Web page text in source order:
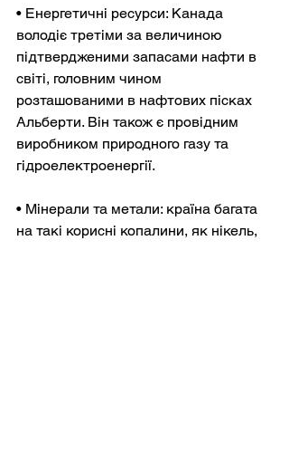
• Енергетичні ресурси: Канада
володіє третіми за величиною
підтвердженими запасами нафти в
світі, головним чином
розташованими в нафтових пісках
Альберти. Він також є провідним
виробником природного газу та
гідроелектроенергії.
• Мінерали та метали: країна багата
на такі корисні копалини, як нікель,